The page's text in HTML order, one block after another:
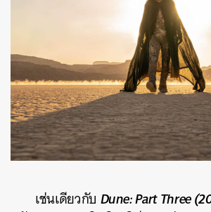
เช่นเดียวกับ Dune: Part Three